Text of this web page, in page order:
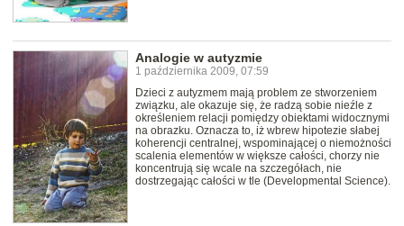
Analogie w autyzmie
1 października 2009, 07:59
Dzieci z autyzmem mają problem ze stworzeniem
związku, ale okazuje się, że radzą sobie nieźle z
określeniem relacji pomiędzy obiektami widocznymi
na obrazku. Oznacza to, iż wbrew hipotezie słabej
koherencji centralnej, wspominającej o niemożności
scalenia elementów w większe całości, chorzy nie
koncentrują się wcale na szczegółach, nie
dostrzegając całości w tle (Developmental Science).